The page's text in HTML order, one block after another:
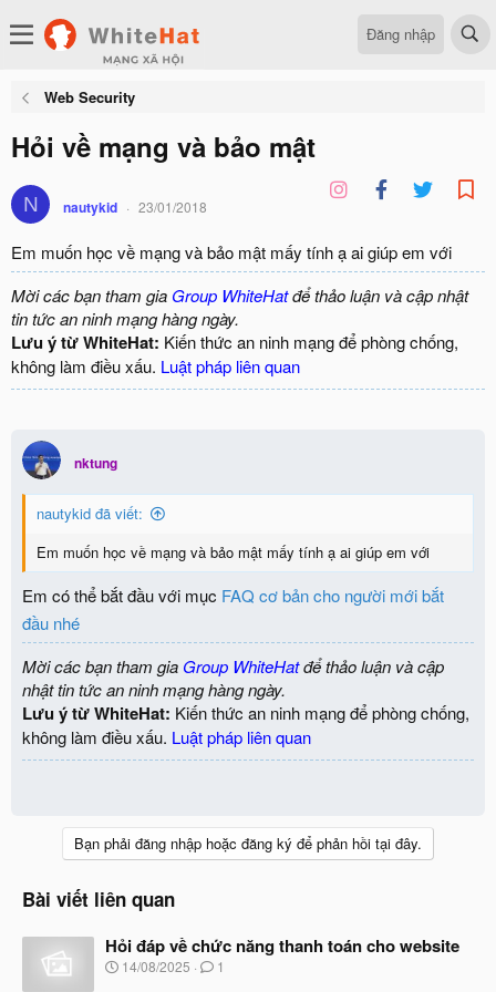
Đăng nhập
Web Security
Hỏi về mạng và bảo mật
N nautykid 23/01/2018
Em muốn học về mạng và bảo mật mấy tính ạ ai giúp em với
Mời các bạn tham gia Group WhiteHatđể thảo luận và cập nhật
tin tức an ninh mạng hàng ngày.
Lưu ý từ WhiteHat: Kiến thức an ninh mạng để phòng chống,
không làm điều xấu. Luật pháp liên quan
nktung
nautykid đã viết:
Em muốn học về mạng và bảo mật mấy tính ạ ai giúp em với
Em có thể bắt đầu với mục FAQ cơ bản cho người mới bắt
đầu nhé
Mời các bạn tham gia Group WhiteHatđể thảo luận và cập
nhật tin tức an ninh mạng hàng ngày.
Lưu ý từ WhiteHat: Kiến thức an ninh mạng để phòng chống,
không làm điều xấu. Luật pháp liên quan
Bạn phải đăng nhập hoặc đăng ký để phản hồi tại đây.
Bài viết liên quan
Hỏi đáp về chức năng thanh toán cho website
N
14/08/2025 1